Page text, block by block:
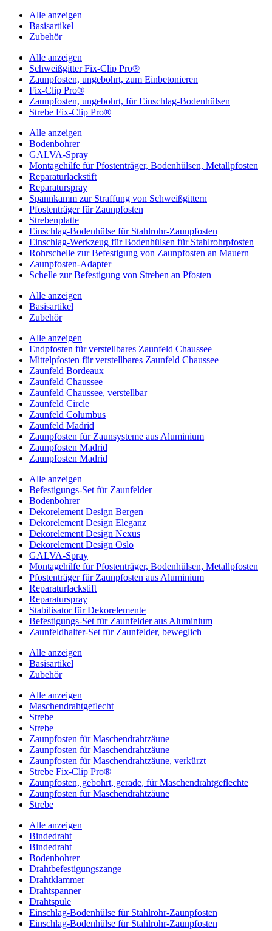
Alle anzeigen
Basisartikel
Zubehör
Alle anzeigen
Schweißgitter Fix-Clip Pro®
Zaunpfosten, ungebohrt, zum Einbetonieren
Fix-Clip Pro®
Zaunpfosten, ungebohrt, für Einschlag-Bodenhülsen
Strebe Fix-Clip Pro®
Alle anzeigen
Bodenbohrer
GALVA-Spray
Montagehilfe für Pfostenträger, Bodenhülsen, Metallpfosten
Reparaturlackstift
Reparaturspray
Spannkamm zur Straffung von Schweißgittern
Pfostenträger für Zaunpfosten
Strebenplatte
Einschlag-Bodenhülse für Stahlrohr-Zaunpfosten
Einschlag-Werkzeug für Bodenhülsen für Stahlrohrpfosten
Rohrschelle zur Befestigung von Zaunpfosten an Mauern
Zaunpfosten-Adapter
Schelle zur Befestigung von Streben an Pfosten
Alle anzeigen
Basisartikel
Zubehör
Alle anzeigen
Endpfosten für verstellbares Zaunfeld Chaussee
Mittelpfosten für verstellbares Zaunfeld Chaussee
Zaunfeld Bordeaux
Zaunfeld Chaussee
Zaunfeld Chaussee, verstellbar
Zaunfeld Circle
Zaunfeld Columbus
Zaunfeld Madrid
Zaunpfosten für Zaunsysteme aus Aluminium
Zaunpfosten Madrid
Zaunpfosten Madrid
Alle anzeigen
Befestigungs-Set für Zaunfelder
Bodenbohrer
Dekorelement Design Bergen
Dekorelement Design Eleganz
Dekorelement Design Nexus
Dekorelement Design Oslo
GALVA-Spray
Montagehilfe für Pfostenträger, Bodenhülsen, Metallpfosten
Pfostenträger für Zaunpfosten aus Aluminium
Reparaturlackstift
Reparaturspray
Stabilisator für Dekorelemente
Befestigungs-Set für Zaunfelder aus Aluminium
Zaunfeldhalter-Set für Zaunfelder, beweglich
Alle anzeigen
Basisartikel
Zubehör
Alle anzeigen
Maschendrahtgeflecht
Strebe
Strebe
Zaunpfosten für Maschendrahtzäune
Zaunpfosten für Maschendrahtzäune
Zaunpfosten für Maschendrahtzäune, verkürzt
Strebe Fix-Clip Pro®
Zaunpfosten, gebohrt, gerade, für Maschendrahtgeflechte
Zaunpfosten für Maschendrahtzäune
Strebe
Alle anzeigen
Bindedraht
Bindedraht
Bodenbohrer
Drahtbefestigungszange
Drahtklammer
Drahtspanner
Drahtspule
Einschlag-Bodenhülse für Stahlrohr-Zaunpfosten
Einschlag-Bodenhülse für Stahlrohr-Zaunpfosten